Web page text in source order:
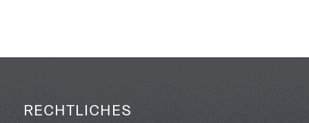
RECHTLICHES